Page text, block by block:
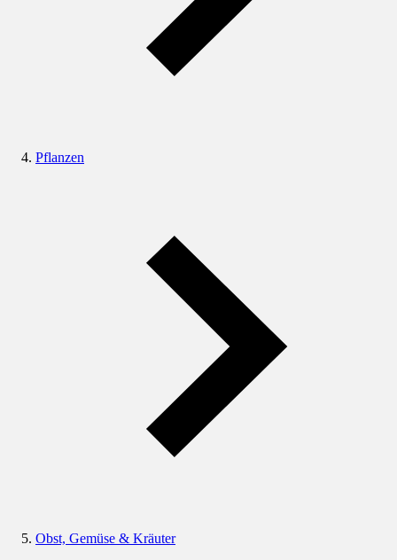
Pflanzen
Obst, Gemüse & Kräuter